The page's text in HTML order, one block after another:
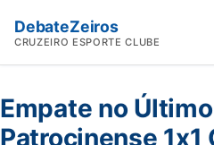
DebateZeiros
CRUZEIRO ESPORTE CLUBE
Empate no
Patrocinense 1x1